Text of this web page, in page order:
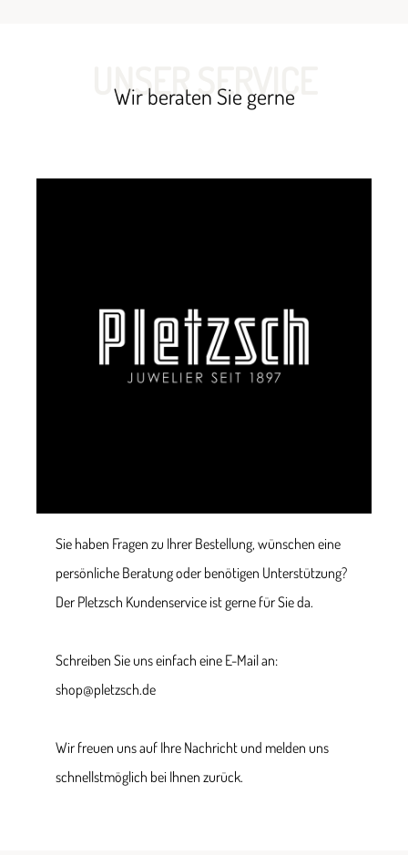
UNSER SERVICE
Wir beraten Sie gerne
Sie haben Fragen zu Ihrer Bestellung, wünschen eine
persönliche Beratung oder benötigen Unterstützung?
Der Pletzsch Kundenservice ist gerne für Sie da.
Schreiben Sie uns einfach eine E-Mail an:
shop@pletzsch.de
Wir freuen uns auf Ihre Nachricht und melden uns
schnellstmöglich bei Ihnen zurück.